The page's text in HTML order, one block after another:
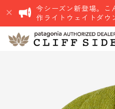
今シーズン新登場。こ
作ライトウェイトダウ